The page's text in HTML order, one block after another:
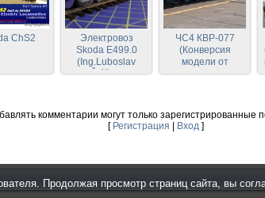
ChS2
Электровоз
Skoda E499.0
(Ing.Luboslav
Šléška)
ЧС4 КВР-077
(Конверсия
модели от
МоБуКи)
комментарии могут только зарегистрированные
[ Регистрация | Вход ]
Продолжая просмотр страниц сайта, вы